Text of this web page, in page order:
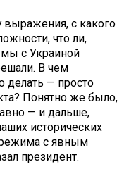
выражения, с какого
что ли,
с Украиной
В чем
делать — просто
Понятно же было,
— и дальше,
исторических
с явным
президент.